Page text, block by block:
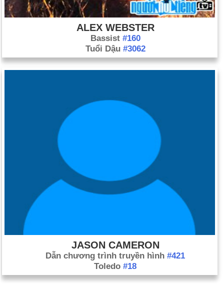
ALEX WEBSTER
Bassist #160
Tuổi Dậu #3062
JASON CAMERON
Dẫn chương trình truyền hình #421
Toledo #18